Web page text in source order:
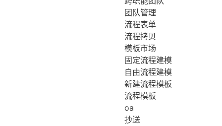
团队管理
流程表单
流程拷贝
模板市场
固定流程建模
自由流程建模
新建流程模板
流程模板
oa
抄送